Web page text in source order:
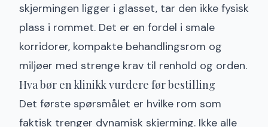
skjermingen ligger i glasset, tar den ikke fysisk
plass i rommet. Det er en fordel i smale
korridorer, kompakte behandlingsrom og
miljøer med strenge krav til renhold og orden.
Hva bør en klinikk vurdere før bestilling
Det første spørsmålet er hvilke rom som
faktisk trenger dynamisk skjerming. Ikke alle